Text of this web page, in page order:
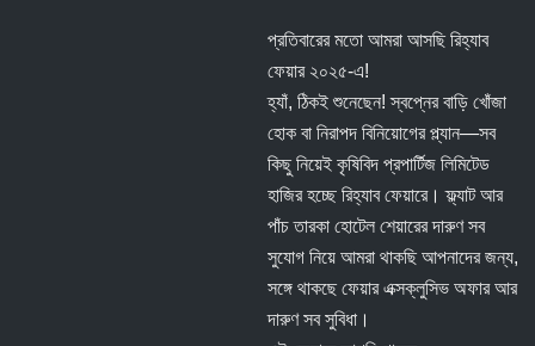
প্রতিবারের মতো আমরা আসছি রিহ্যাব
ফেয়ার ২০২৫-এ!
হ্যাঁ, ঠিকই শুনেছেন! স্বপ্নের বাড়ি খোঁজা
হোক বা নিরাপদ বিনিয়োগের প্ল্যান—সব
কিছু নিয়েই কৃষিবিদ প্রপার্টিজ লিমিটেড
হাজির হচ্ছে রিহ্যাব ফেয়ারে। ফ্ল্যাট আর
পাঁচ তারকা হোটেল শেয়ারের দারুণ সব
সুযোগ নিয়ে আমরা থাকছি আপনাদের জন্য,
সঙ্গে থাকছে ফেয়ার এক্সক্লুসিভ অফার আর
দারুণ সব সুবিধা।